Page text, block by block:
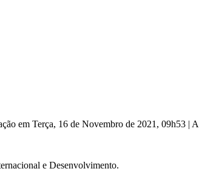
em Terça, 16 de Novembro de 2021, 09h53 |
e Desenvolvimento.